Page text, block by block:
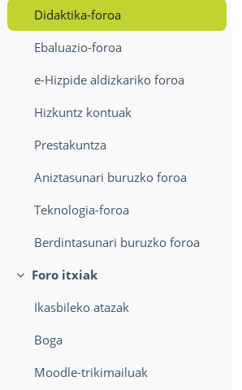
Didaktika-foroa
Ebaluazio-foroa
e-Hizpide aldizkariko foroa
Hizkuntz kontuak
Prestakuntza
Aniztasunari buruzko foroa
Teknologia-foroa
Berdintasunari buruzko foroa
Colapsar
Foro itxiak
Ikasbileko atazak
Boga
Moodle-trikimailuak